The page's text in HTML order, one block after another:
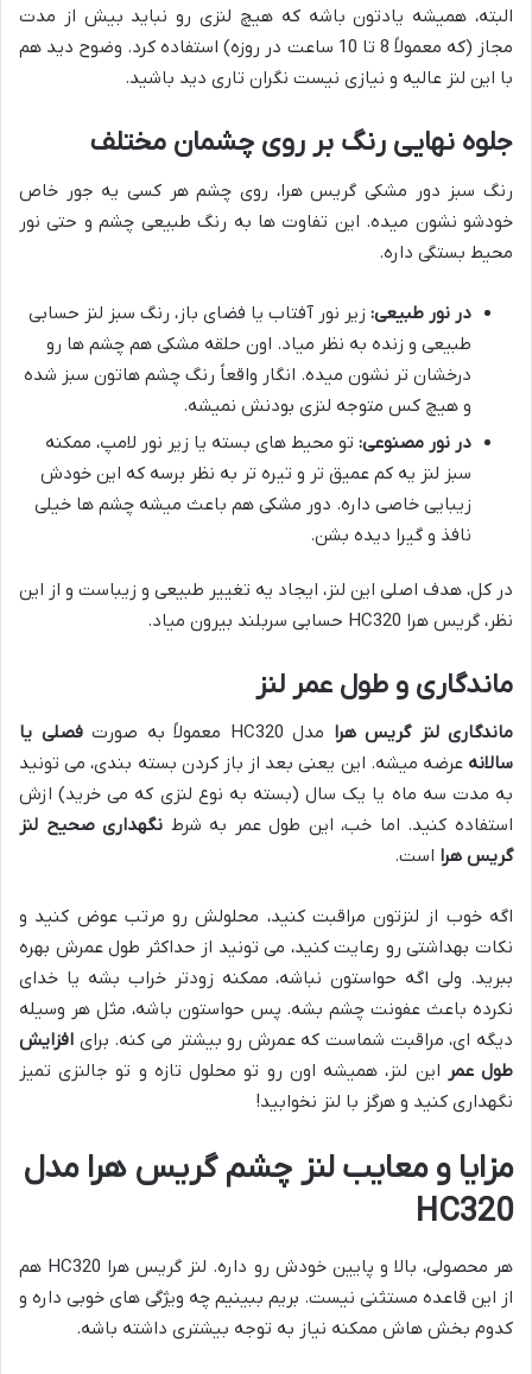
البته، همیشه یادتون باشه که هیچ لنزی رو نباید بیش از مدت
مجاز (که معمولاً 8 تا 10 ساعت در روزه) استفاده کرد. وضوح دید هم
با این لنز عالیه و نیازی نیست نگران تاری دید باشید.
جلوه نهایی رنگ بر روی چشمان مختلف
رنگ سبز دور مشکی گریس هرا، روی چشم هر کسی یه جور خاص
خودشو نشون میده. این تفاوت ها به رنگ طبیعی چشم و حتی نور
محیط بستگی داره.
در نور طبیعی: زیر نور آفتاب یا فضای باز، رنگ سبز لنز حسابی
طبیعی و زنده به نظر میاد. اون حلقه مشکی هم چشم ها رو
درخشان تر نشون میده. انگار واقعاً رنگ چشم هاتون سبز شده
و هیچ کس متوجه لنزی بودنش نمیشه.
در نور مصنوعی: تو محیط های بسته یا زیر نور لامپ، ممکنه
سبز لنز یه کم عمیق تر و تیره تر به نظر برسه که این خودش
زیبایی خاصی داره. دور مشکی هم باعث میشه چشم ها خیلی
نافذ و گیرا دیده بشن.
در کل، هدف اصلی این لنز، ایجاد یه تغییر طبیعی و زیباست و از این
نظر، گریس هرا HC320 حسابی سربلند بیرون میاد.
ماندگاری و طول عمر لنز
ماندگاری لنز گریس هرا مدل HC320 معمولاً به صورت
فصلی یا
سالانه عرضه میشه. این یعنی بعد از باز کردن بسته بندی، می تونید
به مدت سه ماه یا یک سال (بسته به نوع لنزی که می خرید) ازش
استفاده کنید. اما خب، این طول عمر به شرط نگهداری صحیح لنز
گریس هرا است.
اگه خوب از لنزتون مراقبت کنید، محلولش رو مرتب عوض کنید و
نکات بهداشتی رو رعایت کنید، می تونید از حداکثر طول عمرش بهره
ببرید. ولی اگه حواستون نباشه، ممکنه زودتر خراب بشه یا خدای
نکرده باعث عفونت چشم بشه. پس حواستون باشه، مثل هر وسیله
دیگه ای، مراقبت شماست که عمرش رو بیشتر می کنه. برای افزایش
طول عمر این لنز، همیشه اون رو تو محلول تازه و تو جالنزی تمیز
نگهداری کنید و هرگز با لنز نخوابید!
مزایا و معایب لنز چشم گریس هرا مدل
HC320
هر محصولی، بالا و پایین خودش رو داره. لنز گریس هرا HC320 هم
از این قاعده مستثنی نیست. بریم ببینیم چه ویژگی های خوبی داره و
کدوم بخش هاش ممکنه نیاز به توجه بیشتری داشته باشه.